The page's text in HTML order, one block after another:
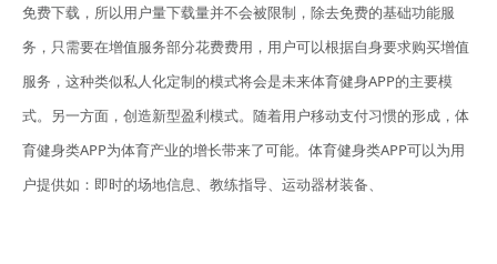
免费下载，所以用户量下载量并不会被限制，除去免费的基础功能服
务，只需要在增值服务部分花费费用，用户可以根据自身要求购买增值
服务，这种类似私人化定制的模式将会是未来体育健身APP的主要模
式。另一方面，创造新型盈利模式。随着用户移动支付习惯的形成，体
育健身类APP为体育产业的增长带来了可能。体育健身类APP可以为用
户提供如：即时的场地信息、教练指导、运动器材装备、